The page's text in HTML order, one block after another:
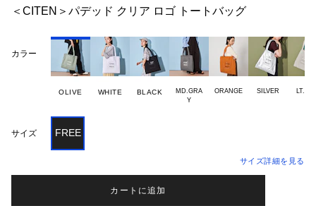
＜CITEN＞パデッド クリア ロゴ トートバッグ
カラー
OLIVE WHITE BLACK
MD.GRA
ORANGE SILVER
サイズ FREE
サイズ詳細を見る
カートに追加